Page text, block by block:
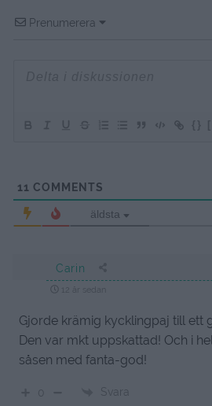
Prenumerera
{}
11 COMMENTS
äldsta
Carin
12 år sedan
Gjorde krämig kycklingpaj till ett
Den var mkt uppskattad! Och i
såsen med fanta-god!
Svara